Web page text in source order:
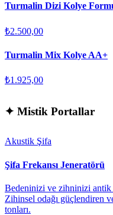
Turmalin Dizi Kolye
₺2.500,00
Turmalin Mix Kolye AA+
₺1.925,00
✦ Mistik Portallar
Akustik Şifa
Şifa Frekansı Jeneratörü
Bedeninizi ve zihninizi antik
Zihinsel odağı güçlendiren
tonları.